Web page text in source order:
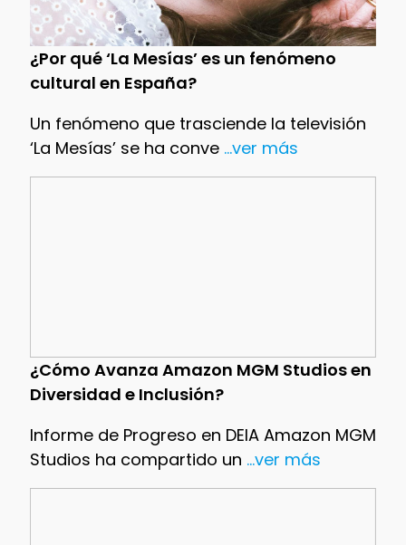
¿Por qué ‘La Mesías’ es un fenómeno
cultural en España?
Un fenómeno que trasciende la televisión
‘La Mesías’ se ha conve...ver más
¿Cómo Avanza Amazon MGM Studios en
Diversidad e Inclusión?
Informe de Progreso en DEIA Amazon MGM
Studios ha compartido un ...ver más